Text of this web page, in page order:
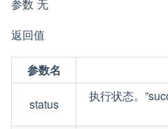
参数 无
返回值
参数名
status
执行状态。